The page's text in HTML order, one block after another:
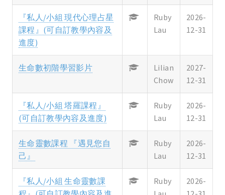
『私人/小組 現代心理占星
課程』(可自訂教學內容及
進度)
Ruby
Lau
2026-
12-31
生命數初階學習影片
Lilian
Chow
2027-
12-31
『私人/小組 塔羅課程』
(可自訂教學內容及進度)
Ruby
Lau
2026-
12-31
生命靈數課程 『遇見您自
己』
Ruby
Lau
2026-
12-31
『私人/小組 生命靈數課
Ruby
2026-